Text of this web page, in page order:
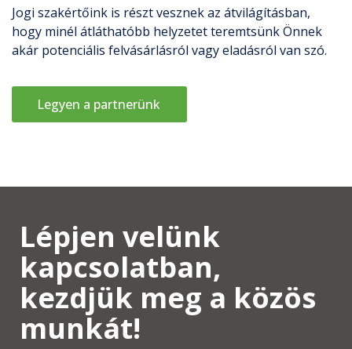
Jogi szakértőink is részt vesznek az átvilágításban,
hogy minél átláthatóbb helyzetet teremtsünk Önnek
akár potenciális felvásárlásról vagy eladásról van szó.
Legyen a partnerünk
Lépjen velünk
kapcsolatban,
kezdjük meg a közös
munkát!